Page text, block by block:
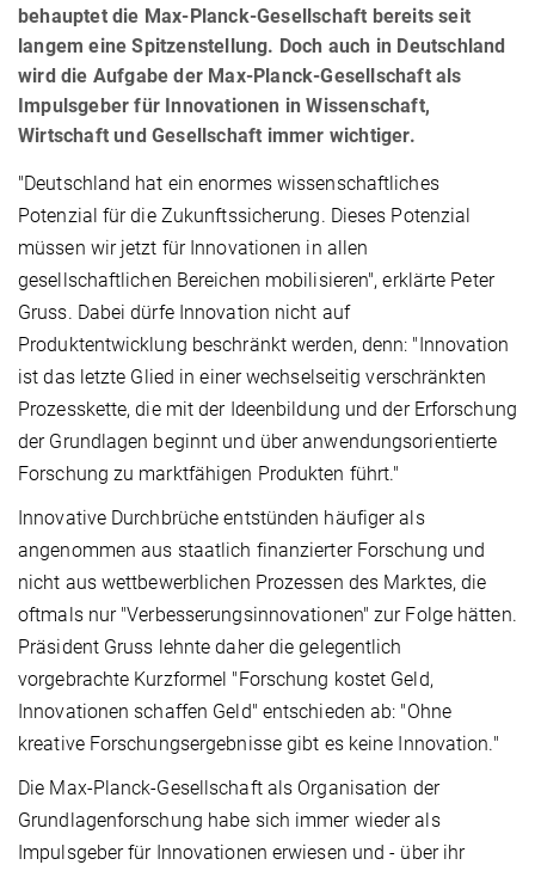
behauptet die Max-Planck-Gesellschaft bereits seit
langem eine Spitzenstellung. Doch auch in Deutschland
wird die Aufgabe der Max-Planck-Gesellschaft als
Impulsgeber für Innovationen in Wissenschaft,
Wirtschaft und Gesellschaft immer wichtiger.
"Deutschland hat ein enormes wissenschaftliches
Potenzial für die Zukunftssicherung. Dieses Potenzial
müssen wir jetzt für Innovationen in allen
gesellschaftlichen Bereichen mobilisieren", erklärte Peter
Gruss. Dabei dürfe Innovation nicht auf
Produktentwicklung beschränkt werden, denn: "Innovation
ist das letzte Glied in einer wechselseitig verschränkten
Prozesskette, die mit der Ideenbildung und der Erforschung
der Grundlagen beginnt und über anwendungsorientierte
Forschung zu marktfähigen Produkten führt."
Innovative Durchbrüche entstünden häufiger als
angenommen aus staatlich finanzierter Forschung und
nicht aus wettbewerblichen Prozessen des Marktes, die
oftmals nur "Verbesserungsinnovationen" zur Folge hätten.
Präsident Gruss lehnte daher die gelegentlich
vorgebrachte Kurzformel "Forschung kostet Geld,
Innovationen schaffen Geld" entschieden ab: "Ohne
kreative Forschungsergebnisse gibt es keine Innovation."
Die Max-Planck-Gesellschaft als Organisation der
Grundlagenforschung habe sich immer wieder als
Impulsgeber für Innovationen erwiesen und - über ihr